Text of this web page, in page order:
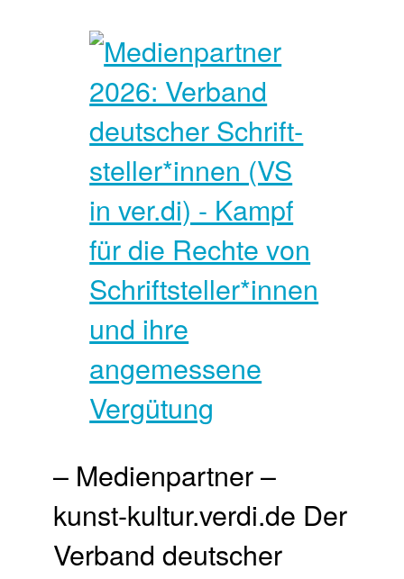
– Medienpartner –
kunst-kultur.verdi.de Der
Verband deutscher